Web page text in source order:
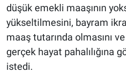
düşük emekli maaşının
yükseltilmesini, bayram
maaş tutarında olmasını
gerçek hayat pahalılığına
istedi.